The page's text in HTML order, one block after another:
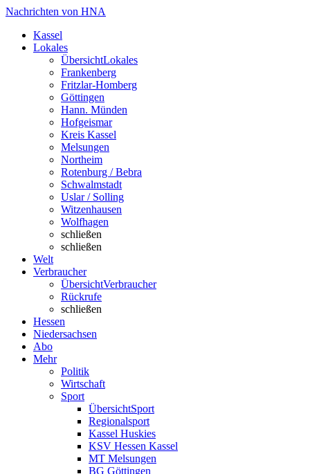
Nachrichten von HNA
Kassel
Lokales
ÜbersichtLokales
Frankenberg
Fritzlar-Homberg
Göttingen
Hann. Münden
Hofgeismar
Kreis Kassel
Melsungen
Northeim
Rotenburg / Bebra
Schwalmstadt
Uslar / Solling
Witzenhausen
Wolfhagen
schließen
schließen
Welt
Verbraucher
ÜbersichtVerbraucher
Rückrufe
schließen
Hessen
Niedersachsen
Abo
Mehr
Politik
Wirtschaft
Sport
ÜbersichtSport
Regionalsport
Kassel Huskies
KSV Hessen Kassel
MT Melsungen
BG Göttingen